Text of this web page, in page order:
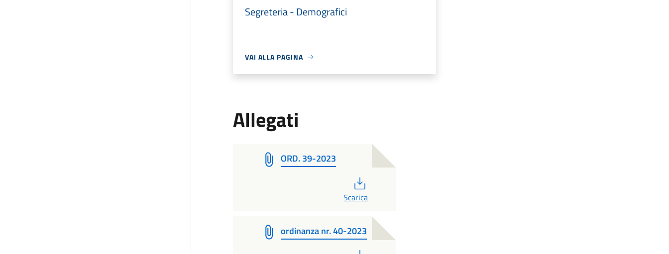
Segreteria - Demografici
VAI ALLA PAGINA
Allegati
ORD. 39-2023
Scarica
ordinanza nr. 40-2023